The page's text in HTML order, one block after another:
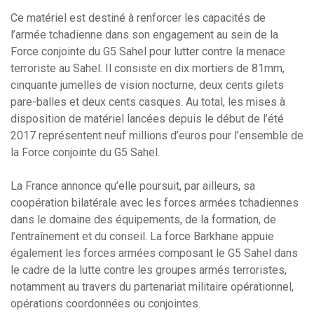
Ce matériel est destiné à renforcer les capacités de
l’armée tchadienne dans son engagement au sein de la
Force conjointe du G5 Sahel pour lutter contre la menace
terroriste au Sahel. Il consiste en dix mortiers de 81mm,
cinquante jumelles de vision nocturne, deux cents gilets
pare-balles et deux cents casques. Au total, les mises à
disposition de matériel lancées depuis le début de l’été
2017 représentent neuf millions d’euros pour l’ensemble de
la Force conjointe du G5 Sahel.
La France annonce qu’elle poursuit, par ailleurs, sa
coopération bilatérale avec les forces armées tchadiennes
dans le domaine des équipements, de la formation, de
l’entraînement et du conseil. La force Barkhane appuie
également les forces armées composant le G5 Sahel dans
le cadre de la lutte contre les groupes armés terroristes,
notamment au travers du partenariat militaire opérationnel,
opérations coordonnées ou conjointes.